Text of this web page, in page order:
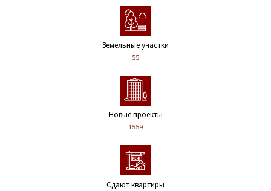
Земельные участки
55
Новые проекты
1559
Сдают квартиры